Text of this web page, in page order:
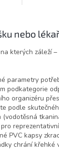
nebo
kterých záleží –
parametry
podkategorie
organizéru
podle
PVC kapsy
chrání křehké